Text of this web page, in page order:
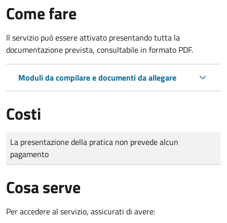
Come fare
Il servizio può essere attivato presentando tutta la
documentazione prevista, consultabile in formato PDF.
Moduli da compilare e documenti da allegare
Costi
Tipo di pagamento
Importo
La presentazione della pratica non prevede alcun
pagamento
Cosa serve
Per accedere al servizio, assicurati di avere: